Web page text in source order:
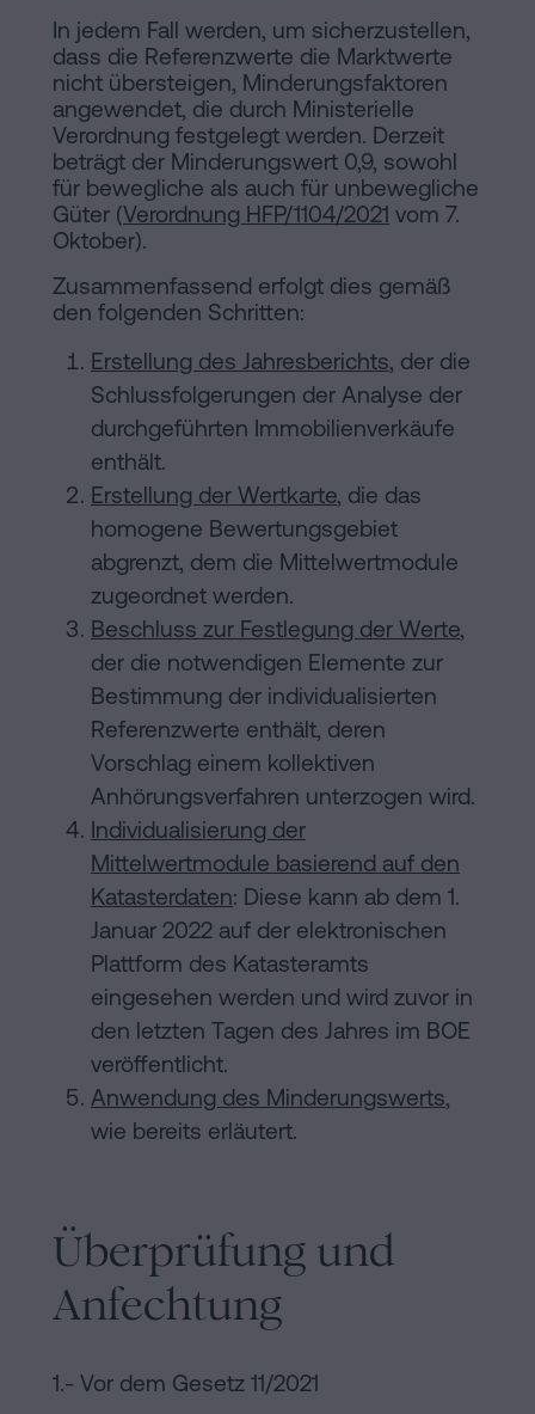
In jedem Fall werden, um sicherzustellen,
dass die Referenzwerte die Marktwerte
nicht übersteigen, Minderungsfaktoren
angewendet, die durch Ministerielle
Verordnung festgelegt werden. Derzeit
beträgt der Minderungswert 0,9, sowohl
für bewegliche als auch für unbewegliche
Güter (Verordnung HFP/1104/2021 vom 7.
Oktober).
Zusammenfassend erfolgt dies gemäß
den folgenden Schritten:
Erstellung des Jahresberichts, der die
Schlussfolgerungen der Analyse der
durchgeführten Immobilienverkäufe
enthält.
Erstellung der Wertkarte, die das
homogene Bewertungsgebiet
abgrenzt, dem die Mittelwertmodule
zugeordnet werden.
Beschluss zur Festlegung der Werte,
der die notwendigen Elemente zur
Bestimmung der individualisierten
Referenzwerte enthält, deren
Vorschlag einem kollektiven
Anhörungsverfahren unterzogen wird.
Individualisierung der
Mittelwertmodule basierend auf den
Katasterdaten: Diese kann ab dem 1.
Januar 2022 auf der elektronischen
Plattform des Katasteramts
eingesehen werden und wird zuvor in
den letzten Tagen des Jahres im BOE
veröffentlicht.
Anwendung des Minderungswerts,
wie bereits erläutert.
Überprüfung und
Anfechtung
1.- Vor dem Gesetz 11/2021